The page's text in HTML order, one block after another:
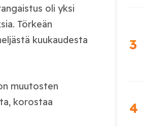
oli yksi
Törkeän
kuukaudesta
muutosten
korostaa
3
4